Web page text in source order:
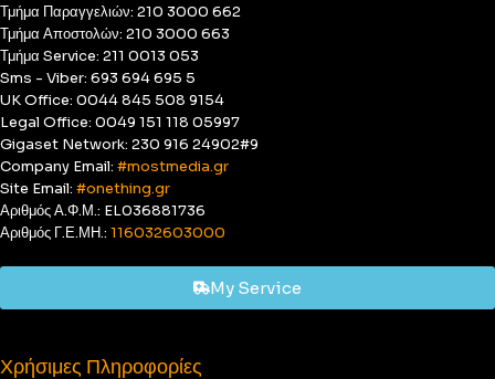
Τμήμα Παραγγελιών: 210 3000 662
Τμήμα Αποστολών: 210 3000 663
Τμήμα Service: 211 0013 053
Sms - Viber: 693 694 695 5
UK Office: 0044 845 508 9154
Legal Office: 0049 151 118 05997
Gigaset Network: 230 916 24902#9
Company Email: #mostmedia.gr
Site Email: #onething.gr
Αριθμός Α.Φ.Μ.: EL036881736
Αριθμός Γ.Ε.ΜΗ.: 116032603000
My Service
Χρήσιμες Πληροφορίες